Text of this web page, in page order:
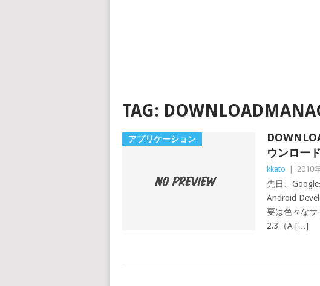
TAG:
アプリケーション
ウンロー
kkato 2010
先日、
Android
要は色々なサ
2.3（A […]